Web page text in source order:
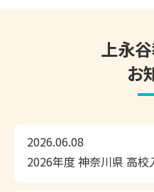
気軽にお問い合わせください
東京個別指導学院 上永谷教
◎1人ひとりにピッタリの学
上永
お
2026.06.08
2026年度 神奈川県 高校